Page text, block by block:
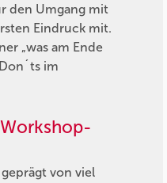
den Umgang mit
Eindruck mit.
„was am Ende
im
von viel